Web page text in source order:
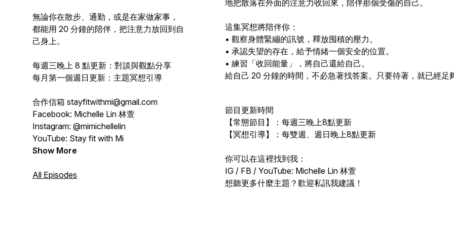
無論你在散步、通勤，或是在家做家事，
都能用 20 分鐘的陪伴，把注意力放回到自
己身上。
每週三晚上 8 點更新：對談與觀點分享
每月第一個週日更新：主題冥想引導
合作信箱 stayfitwithmi@gmail.com
Facebook: Michelle Lin 林萱
Instagram: @mimichellelin
YouTube: Stay fit with Mi
Show More
All Episodes
地把散落在外面的注意力收回來，陪伴那個受傷的自己。
這集冥想將陪伴你：
• 觀察身體緊繃的訊號，釋放囤積的壓力。
• 承認失望的存在，給予情緒一個安全的位置。
• 練習「收回能量」，將自己還給自己。
給自己 20 分鐘的時間，不必急著找答案。只要待著，就已經足
節目更新時間
【常態節目】：每週三晚上8點更新
【冥想引導】：每雙週、週日晚上8點更新
你可以在這裡找到我：
IG / FB / YouTube: Michelle Lin 林萱
想聽更多什麼主題？歡迎私訊我建議！